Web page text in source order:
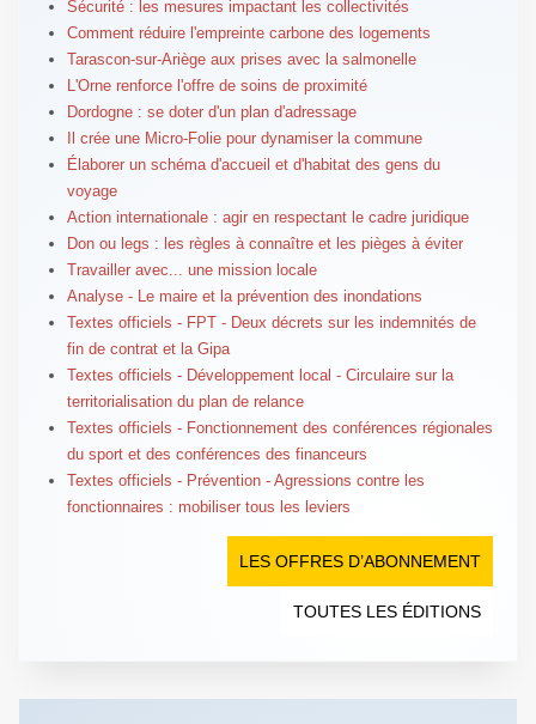
Sécurité : les mesures impactant les collectivités
Comment réduire l'empreinte carbone des logements
Tarascon-sur-Ariège aux prises avec la salmonelle
L'Orne renforce l'offre de soins de proximité
Dordogne : se doter d'un plan d'adressage
Il crée une Micro-Folie pour dynamiser la commune
Élaborer un schéma d'accueil et d'habitat des gens du
voyage
Action internationale : agir en respectant le cadre juridique
Don ou legs : les règles à connaître et les pièges à éviter
Travailler avec... une mission locale
Analyse - Le maire et la prévention des inondations
Textes officiels - FPT - Deux décrets sur les indemnités de
fin de contrat et la Gipa
Textes officiels - Développement local - Circulaire sur la
territorialisation du plan de relance
Textes officiels - Fonctionnement des conférences régionales
du sport et des conférences des financeurs
Textes officiels - Prévention - Agressions contre les
fonctionnaires : mobiliser tous les leviers
LES OFFRES D’ABONNEMENT
TOUTES LES ÉDITIONS